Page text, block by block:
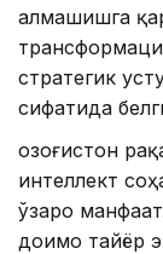
алмашишга
стратегик
сифатида
Қозоғистон
интеллект
ўзаро
доимо тайёр